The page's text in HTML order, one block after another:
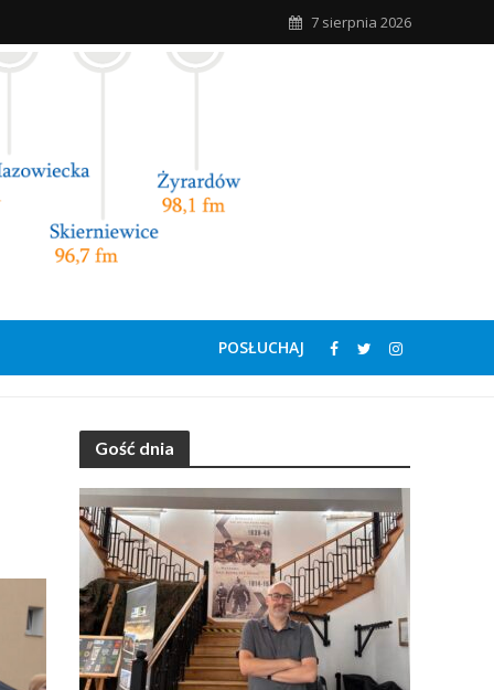
7 sierpnia 2026
POSŁUCHAJ
Gość dnia